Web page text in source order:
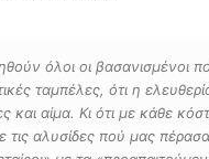
όλοι οι βασανισμένοι
ταμπέλες, ότι η
και αίμα. Κι ότι με κάθε
τις αλυσίδες πού μας